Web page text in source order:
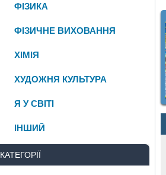
ФІЗИКА
ФІЗИЧНЕ ВИХОВАННЯ
ХІМІЯ
ХУДОЖНЯ КУЛЬТУРА
Я У СВІТІ
ІНШИЙ
КАТЕГОРІЇ